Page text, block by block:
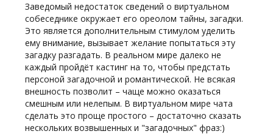
Заведомый недостаток сведений о виртуальном
собеседнике окружает его ореолом тайны, загадки.
Это является дополнительным стимулом уделить
ему внимание, вызывает желание попытаться эту
загадку разгадать. В реальном мире далеко не
каждый пройдёт кастинг на то, чтобы предстать
персоной загадочной и романтической. Не всякая
внешность позволит – чаще можно оказаться
смешным или нелепым. В виртуальном мире чата
сделать это проще простого – достаточно сказать
нескольких возвышенных и "загадочных" фраз:)